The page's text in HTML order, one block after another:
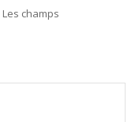
Les champs